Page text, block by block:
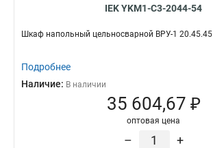
IEK YKM1-C3-2044-54
Шкаф напольный цельносварной ВРУ-1 20.45.45
Подробнее
Наличие: В наличии
35 604,67 ₽
оптовая цена
– +